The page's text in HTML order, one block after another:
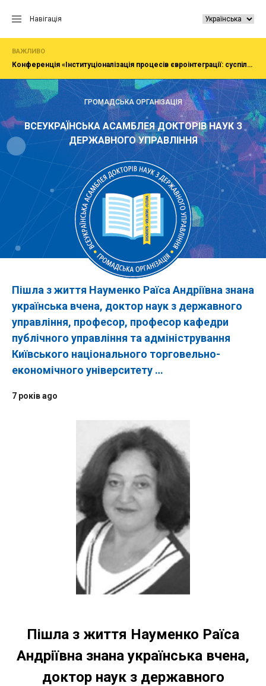
Навігація
ВАЖЛИВО
Конференція «Інституціоналізація процесів євроінтеграції: суспільство, економіка, адміністрування»
ГРОМАДСЬКА ОРГАНІЗАЦІЯ
ВСЕУКРАЇНСЬКА АСАМБЛЕЯ ДОКТОРІВ НАУК З
ДЕРЖАВНОГО УПРАВЛІННЯ
Пішла з життя Науменко Раїса Андріївна знана
українська вчена, доктор наук з державного
управління, професор, професор кафедри
публічного управління та адміністрування
Київського національного торговельно-
економічного університету …
7 років ago
Пішла з життя Науменко Раїса
Андріївна знана українська вчена,
доктор наук з державного